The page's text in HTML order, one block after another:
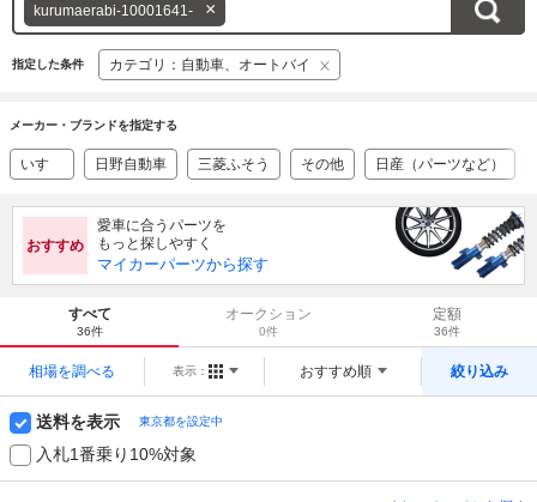
kurumaerabi-10001641-
ー
消
指定した条件 カテゴリ：自動車、オートバイ
メーカー・ブランドを指定する
いすゞ 日野自動車 三菱ふそう その他 日産（パーツなど）
おすすめ
愛車に合うパーツを
もっと探しやすく
マイカーパーツから探す
すべて
36件
オークション
0件
定額
36件
相場を調べる 表示： おすすめ順 絞り込み
送料を表示 東京都を設定中
入札1番乗り10%対象